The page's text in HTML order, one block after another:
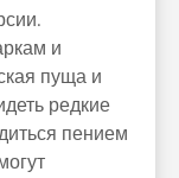
и
пуща и
редкие
пением